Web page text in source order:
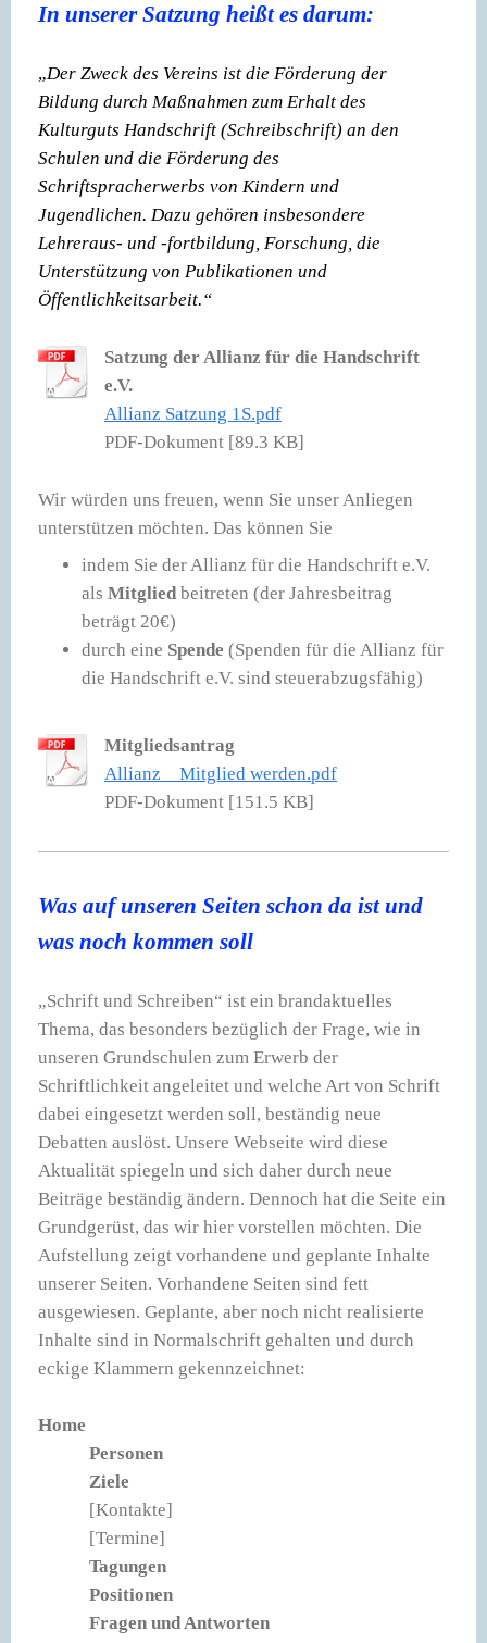
In unserer Satzung heißt es darum:
„Der Zweck des Vereins ist die Förderung der
Bildung durch Maßnahmen zum Erhalt des
Kulturguts Handschrift (Schreibschrift) an den
Schulen und die Förderung des
Schriftspracherwerbs von Kindern und
Jugendlichen. Dazu gehören insbesondere
Lehreraus- und -fortbildung, Forschung, die
Unterstützung von Publikationen und
Öffentlichkeitsarbeit.“
Satzung der Allianz für die Handschrift
e.V.
Allianz Satzung 1S.pdf
PDF-Dokument [89.3 KB]
Wir würden uns freuen, wenn Sie unser Anliegen
unterstützen möchten. Das können Sie
indem Sie der Allianz für die Handschrift e.V.
als Mitglied beitreten (der Jahresbeitrag
beträgt 20€)
durch eine Spende (Spenden für die Allianz für
die Handschrift e.V. sind steuerabzugsfähig)
Mitgliedsantrag
Allianz _ Mitglied werden.pdf
PDF-Dokument [151.5 KB]
Was auf unseren Seiten schon da ist und
was noch kommen soll
„Schrift und Schreiben“ ist ein brandaktuelles
Thema, das besonders bezüglich der Frage, wie in
unseren Grundschulen zum Erwerb der
Schriftlichkeit angeleitet und welche Art von Schrift
dabei eingesetzt werden soll, beständig neue
Debatten auslöst. Unsere Webseite wird diese
Aktualität spiegeln und sich daher durch neue
Beiträge beständig ändern. Dennoch hat die Seite ein
Grundgerüst, das wir hier vorstellen möchten. Die
Aufstellung zeigt vorhandene und geplante Inhalte
unserer Seiten. Vorhandene Seiten sind fett
ausgewiesen. Geplante, aber noch nicht realisierte
Inhalte sind in Normalschrift gehalten und durch
eckige Klammern gekennzeichnet:
Home
Personen
Ziele
[Kontakte]
[Termine]
Tagungen
Positionen
Fragen und Antworten